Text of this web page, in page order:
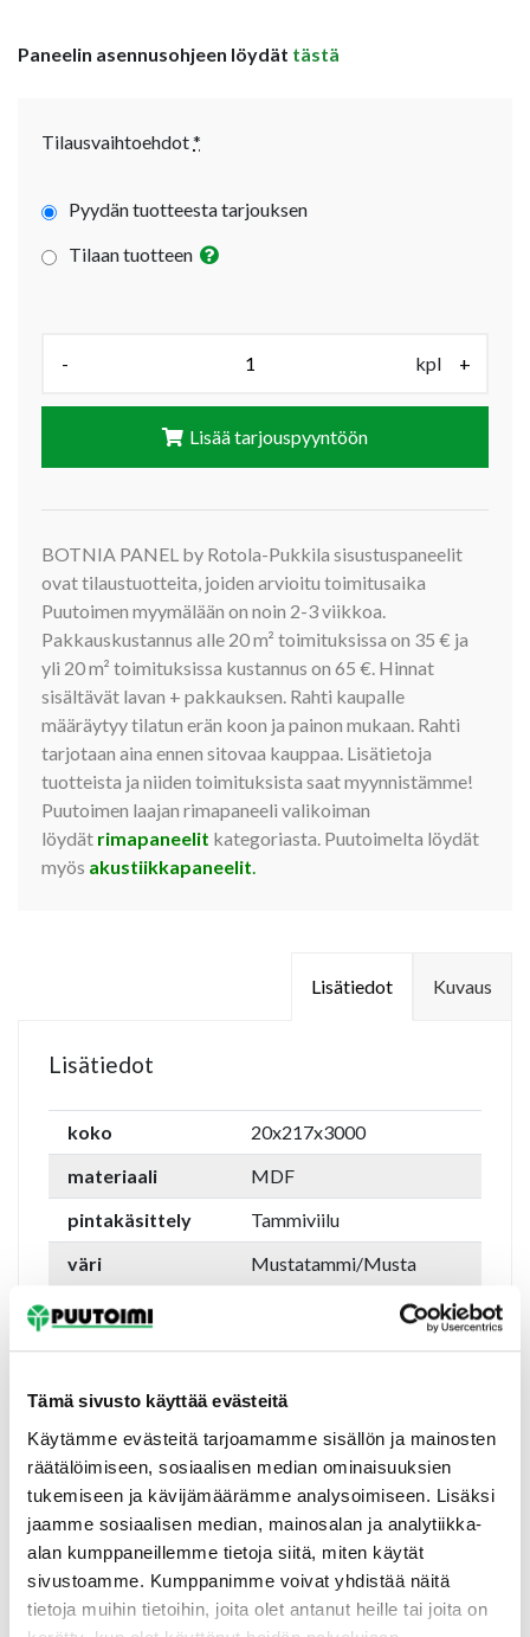
Tämä sivusto käyttää evästeitä
Käytämme evästeitä tarjoamamme sisällön ja mainosten
räätälöimiseen, sosiaalisen median ominaisuuksien
tukemiseen ja kävijämäärämme analysoimiseen. Lisäksi
jaamme sosiaalisen median, mainosalan ja analytiikka-
alan kumppaneillemme tietoja siitä, miten käytät
sivustoamme. Kumppanimme voivat yhdistää näitä
tietoja muihin tietoihin, joita olet antanut heille tai joita on
Paneelin asennusohjeen löydät tästä
Tilausvaihtoehdot*
Pyydän tuotteesta tarjouksen
Tilaan tuotteen
- kpl +
Lisää tarjouspyyntöön
BOTNIA PANEL by Rotola-Pukkila sisustuspaneelit
ovat tilaustuotteita, joiden arvioitu toimitusaika
Puutoimen myymälään on noin 2-3 viikkoa.
Pakkauskustannus alle 20 m² toimituksissa on 35 € ja
yli 20 m² toimituksissa kustannus on 65 €. Hinnat
sisältävät lavan + pakkauksen. Rahti kaupalle
määräytyy tilatun erän koon ja painon mukaan. Rahti
tarjotaan aina ennen sitovaa kauppaa. Lisätietoja
tuotteista ja niiden toimituksista saat myynnistämme!
Puutoimen laajan rimapaneeli valikoiman
löydät rimapaneelit kategoriasta. Puutoimelta löydät
myös akustiikkapaneelit.
Kuvaus
Lisätiedot
Lisätiedot
koko
20x217x3000
materiaali
MDF
pintakäsittely
Tammiviilu
väri
Mustatammi/Musta
profiili
soveltuu saunaan
Ei
Varastotuote
Tilaustuote
Paino
7 kg/paneeli
Tutustu myös